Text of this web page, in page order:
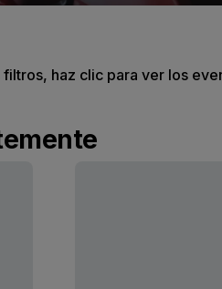
haz clic para ver los